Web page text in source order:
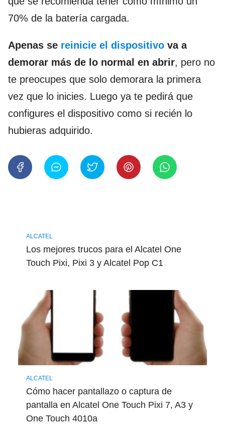
70% de la batería cargada.
Apenas se reinicie el dispositivo va a
demorar más de lo normal en abrir, pero no
te preocupes que solo demorara la primera
vez que lo inicies. Luego ya te pedirá que
configures el dispositivo como si recién lo
hubieras adquirido.
ALCATEL
Los mejores trucos para el Alcatel One
Touch Pixi, Pixi 3 y Alcatel Pop C1
ALCATEL
Cómo hacer pantallazo o captura de
pantalla en Alcatel One Touch Pixi 7, A3 y
One Touch 4010a